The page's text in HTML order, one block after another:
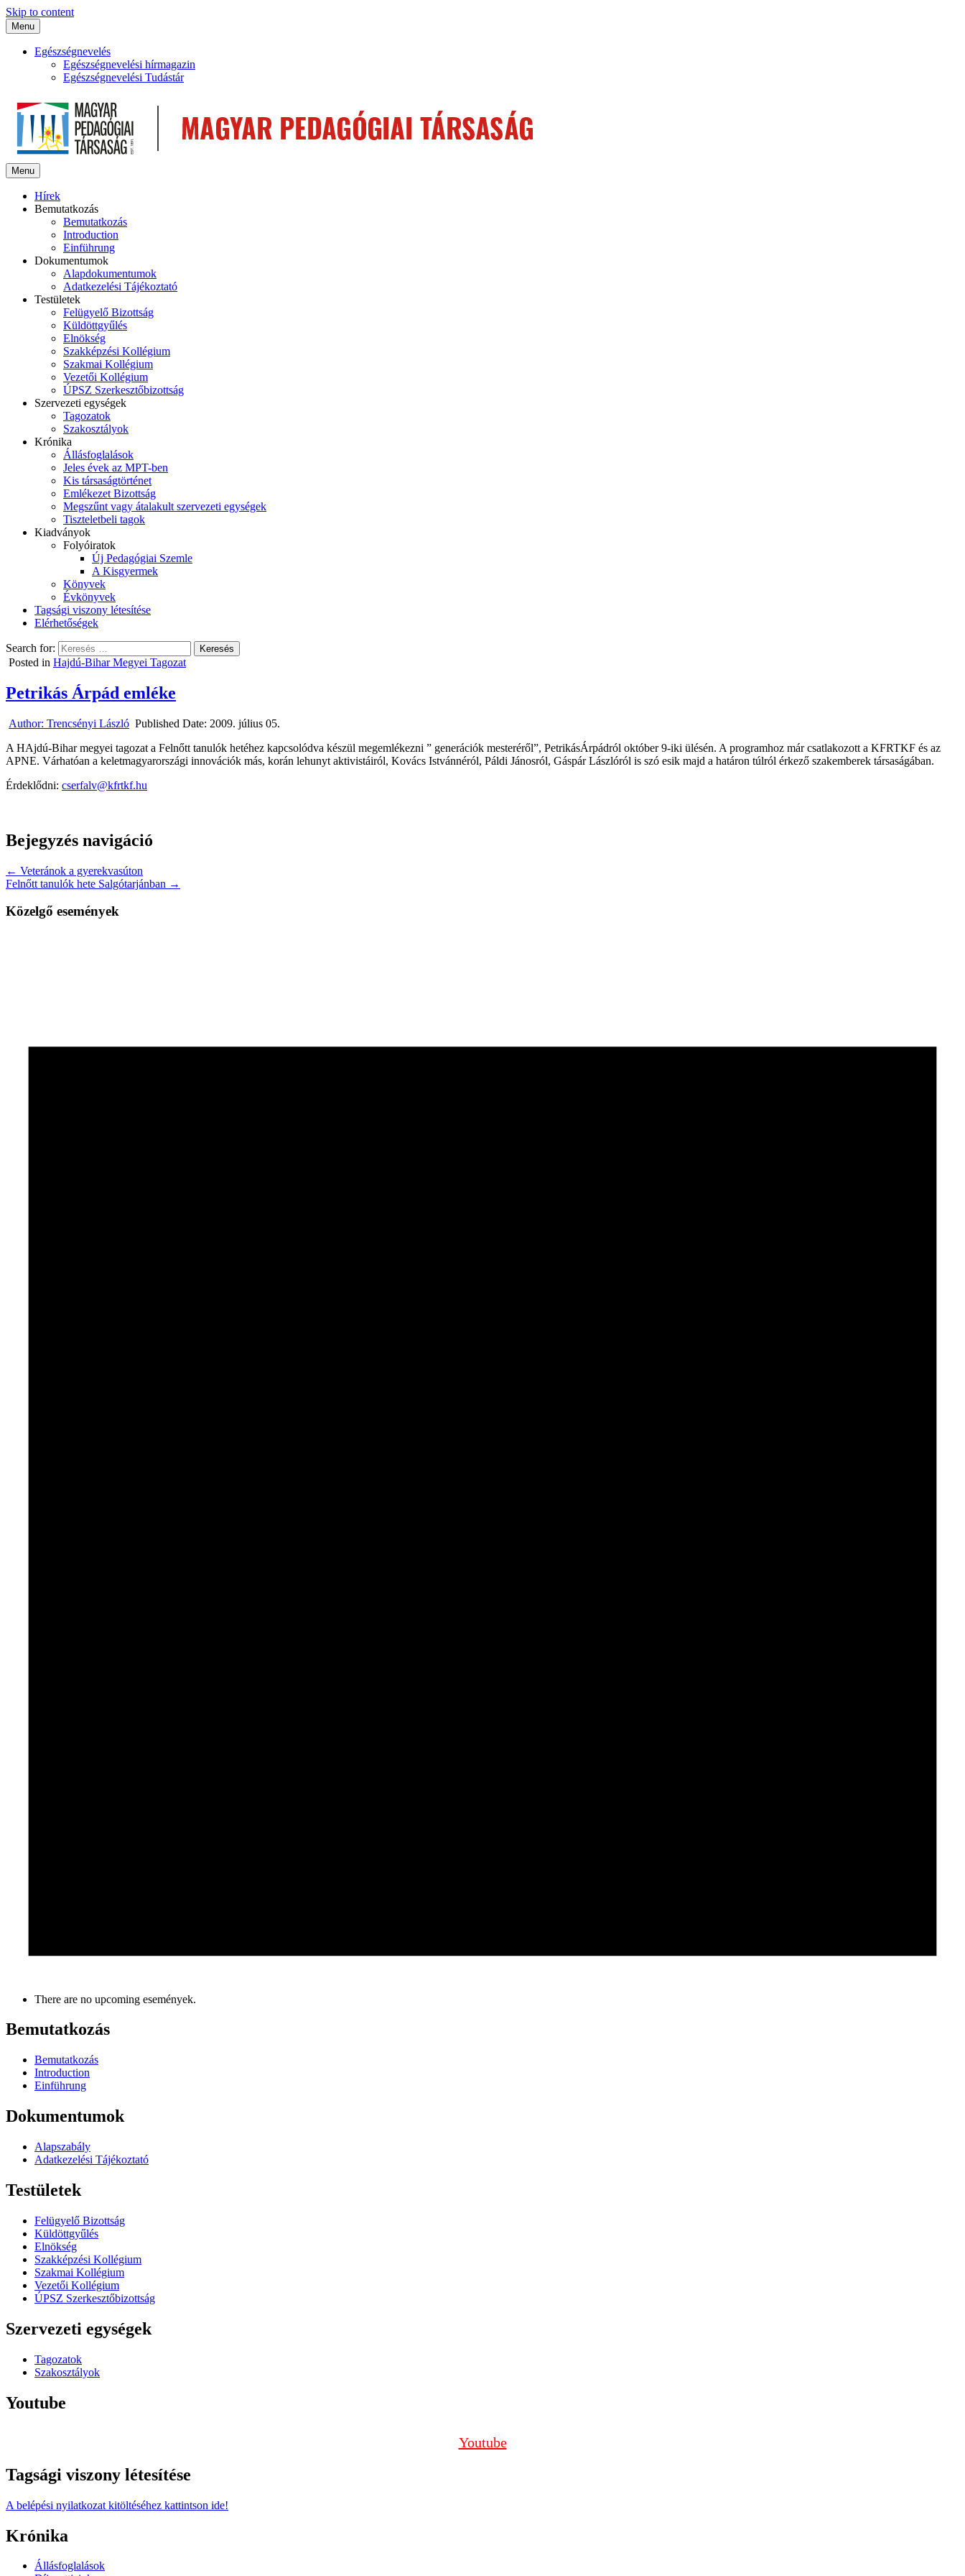
Skip to content
Menu
Egészségnevelés
Egészségnevelési hírmagazin
Egészségnevelési Tudástár
Menu
Hírek
Bemutatkozás
Bemutatkozás
Introduction
Einführung
Dokumentumok
Alapdokumentumok
Adatkezelési Tájékoztató
Testületek
Felügyelő Bizottság
Küldöttgyűlés
Elnökség
Szakképzési Kollégium
Szakmai Kollégium
Vezetői Kollégium
ÚPSZ Szerkesztőbizottság
Szervezeti egységek
Tagozatok
Szakosztályok
Krónika
Állásfoglalások
Jeles évek az MPT-ben
Kis társaságtörténet
Emlékezet Bizottság
Megszűnt vagy átalakult szervezeti egységek
Tiszteletbeli tagok
Kiadványok
Folyóiratok
Új Pedagógiai Szemle
A Kisgyermek
Könyvek
Évkönyvek
Tagsági viszony létesítése
Elérhetőségek
Search for:
Posted in Hajdú-Bihar Megyei Tagozat
Petrikás Árpád emléke
Author: Trencsényi László Published Date: 2009. július 05.
A HAjdú-Bihar megyei tagozat a Felnőtt tanulók hetéhez kapcsolódva készül megemlékezni ” generációk mesteréről”, PetrikásÁrpádról október 9-iki ülésén. A programhoz már csatlakozott a KFRTKF és az
APNE. Várhatóan a keletmagyarországi innovációk más, korán lehunyt aktivistáiról, Kovács Istvánnéról, Páldi Jánosról, Gáspár Lászlóról is szó esik majd a határon túlról érkező szakemberek társaságában.
Érdeklődni: cserfalv@kfrtkf.hu
Bejegyzés navigáció
← Veteránok a gyerekvasúton
Felnőtt tanulók hete Salgótarjánban →
Közelgő események
There are no upcoming események.
Bemutatkozás
Bemutatkozás
Introduction
Einführung
Dokumentumok
Alapszabály
Adatkezelési Tájékoztató
Testületek
Felügyelő Bizottság
Küldöttgyűlés
Elnökség
Szakképzési Kollégium
Szakmai Kollégium
Vezetői Kollégium
ÚPSZ Szerkesztőbizottság
Szervezeti egységek
Tagozatok
Szakosztályok
Youtube
Youtube
Tagsági viszony létesítése
A belépési nyilatkozat kitöltéséhez kattintson ide!
Krónika
Állásfoglalások